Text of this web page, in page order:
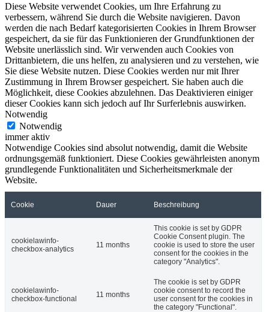
Diese Website verwendet Cookies, um Ihre Erfahrung zu
verbessern, während Sie durch die Website navigieren. Davon
werden die nach Bedarf kategorisierten Cookies in Ihrem Browser
gespeichert, da sie für das Funktionieren der Grundfunktionen der
Website unerlässlich sind. Wir verwenden auch Cookies von
Drittanbietern, die uns helfen, zu analysieren und zu verstehen, wie
Sie diese Website nutzen. Diese Cookies werden nur mit Ihrer
Zustimmung in Ihrem Browser gespeichert. Sie haben auch die
Möglichkeit, diese Cookies abzulehnen. Das Deaktivieren einiger
dieser Cookies kann sich jedoch auf Ihr Surferlebnis auswirken.
Notwendig
Notwendig
immer aktiv
Notwendige Cookies sind absolut notwendig, damit die Website
ordnungsgemäß funktioniert. Diese Cookies gewährleisten anonym
grundlegende Funktionalitäten und Sicherheitsmerkmale der
Website.
Cookie Dauer Beschreibung
cookielawinfo-
checkbox-analytics
11 months
This cookie is set by GDPR
Cookie Consent plugin. The
cookie is used to store the user
consent for the cookies in the
category "Analytics".
cookielawinfo-
checkbox-functional
11 months
The cookie is set by GDPR
cookie consent to record the
user consent for the cookies in
the category "Functional".